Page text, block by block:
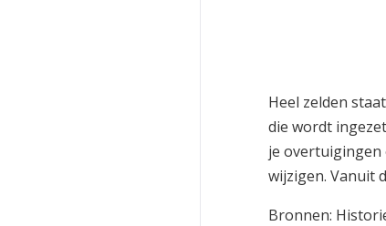
Heel zelden
die wordt
je overtuigingen
wijzigen. Vanuit
Bronnen: